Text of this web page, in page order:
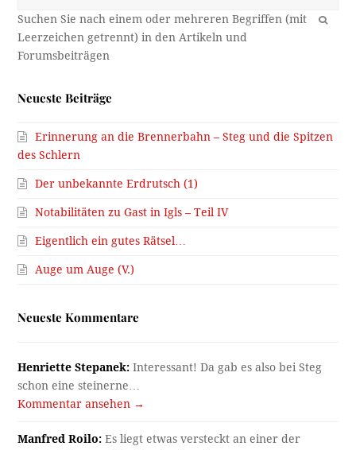
OK
Neueste Beiträge
Erinnerung an die Brennerbahn – Steg und die Spitzen
des Schlern
Der unbekannte Erdrutsch (1)
Notabilitäten zu Gast in Igls – Teil IV
Eigentlich ein gutes Rätsel…
Auge um Auge (V.)
Neueste Kommentare
Henriette Stepanek: Interessant! Da gab es also bei Steg
schon eine steinerne…
Kommentar ansehen →
Manfred Roilo: Es liegt etwas versteckt an einer der